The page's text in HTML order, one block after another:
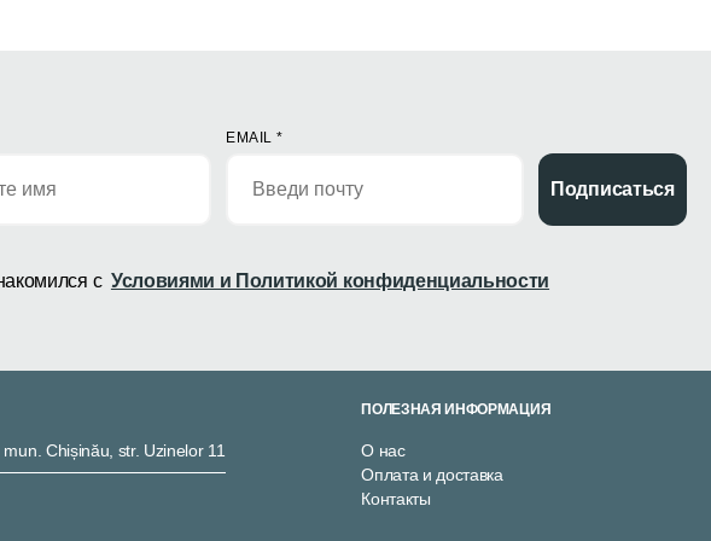
EMAIL*
Подписаться
с Условиями и Политикой конфиденциальности
Chișinău, str. Uzinelor 11
ПОЛЕЗНАЯ ИНФОРМАЦИЯ
О нас
Оплата и доставка
Контакты